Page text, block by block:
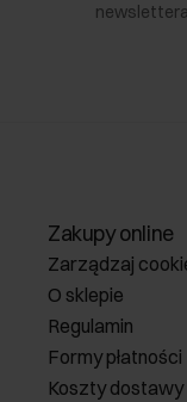
Zakupy online
Zarządzaj
O sklepie
Regulamin
Formy płatności
Koszty dostawy